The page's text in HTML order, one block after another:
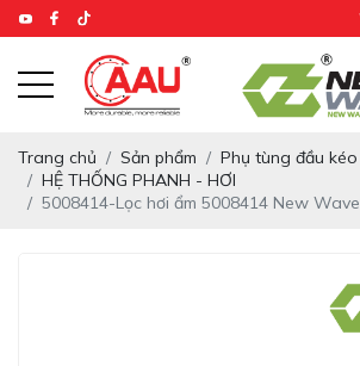
Trang chủ Sản phẩm
Phụ tùng đầu kéo
HỆ THỐNG PHANH - HƠI
5008414-Lọc hơi ẩm 5008414 New Wave